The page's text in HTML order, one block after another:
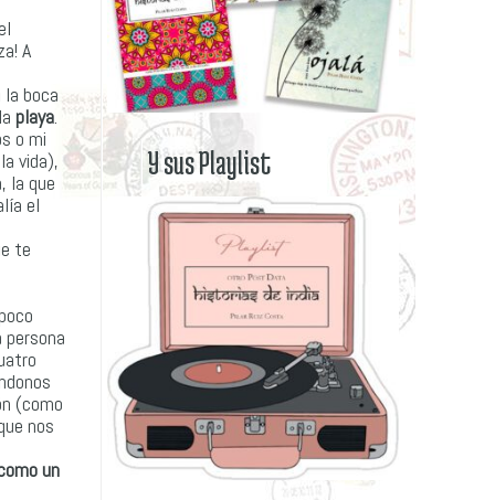
A
boca
playa.
o mi
vida),
la que
el
te
persona
(como
nos
un
Y sus Playlist